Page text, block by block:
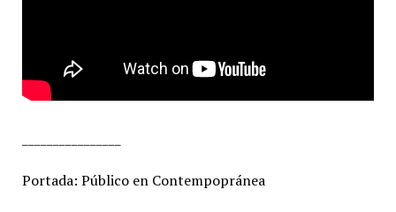
Portada: Público en Contempopránea